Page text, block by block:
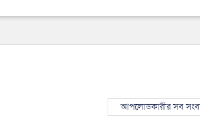
আপলোডকারীর সব